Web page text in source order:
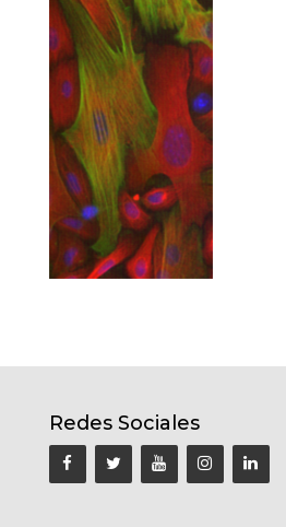
Redes Sociales